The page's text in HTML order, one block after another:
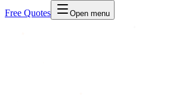
Free Quotes
Open menu